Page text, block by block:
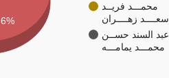
محمـــد فريــد
سعــــد زهــــران
عبد السند حســن
محمـــد يمامـــه